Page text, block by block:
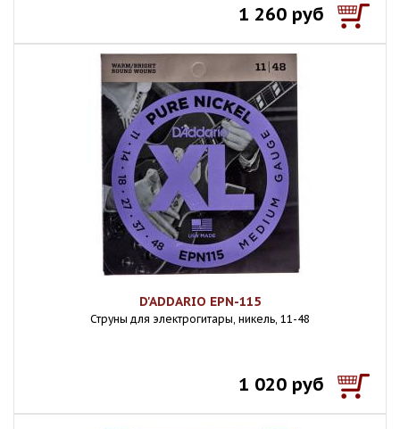
1 260 руб
D'ADDARIO EPN-115
Струны для электрогитары, никель, 11-48
1 020 руб